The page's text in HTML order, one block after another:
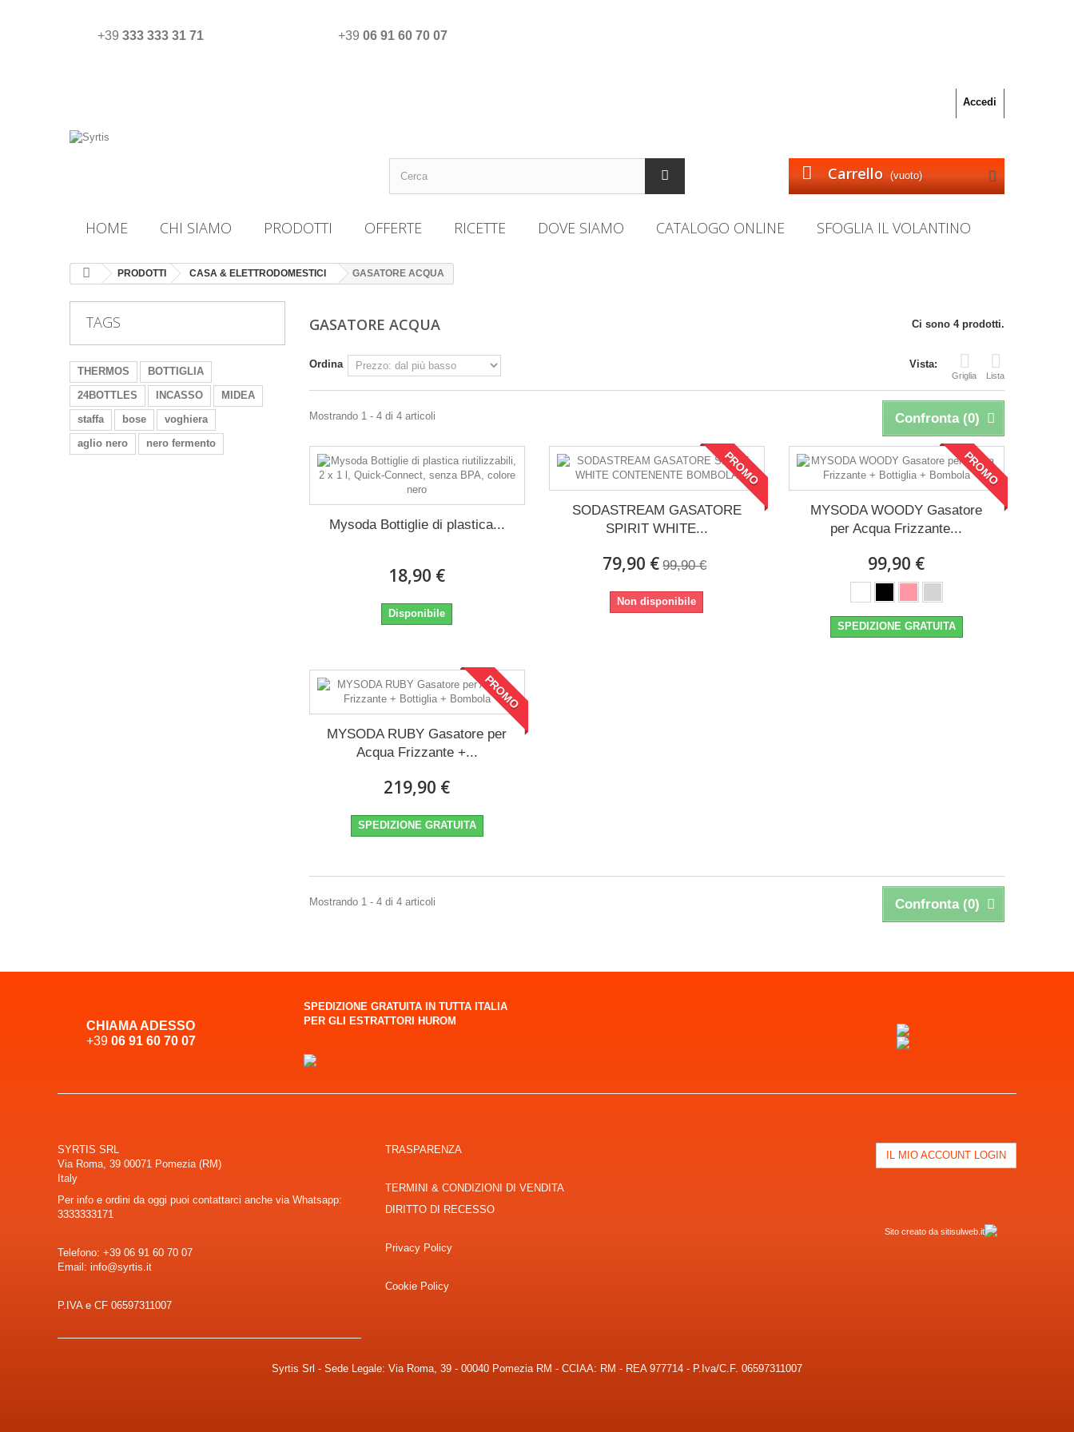
+39 333 333 31 71 +39 06 91 60 70 07
Accedi
Carrello (vuoto)
HOME CHI SIAMO PRODOTTI OFFERTE RICETTE DOVE SIAMO CATALOGO ONLINE SFOGLIA IL VOLANTINO
PRODOTTI CASA & ELETTRODOMESTICI GASATORE ACQUA
TAGS
THERMOS
BOTTIGLIA
24BOTTLES
INCASSO
MIDEA
staffa
bose
voghiera
aglio nero
nero fermento
GASATORE ACQUA Ci sono 4 prodotti.
Vista:
Griglia Lista
Ordina
Confronta (0)
Mostrando 1 - 4 di 4 articoli
Mysoda Bottiglie di plastica...
18,90 €
Disponibile
PROMO
SODASTREAM GASATORE
SPIRIT WHITE...
79,90 € 99,90 €
Non disponibile
PROMO
MYSODA WOODY Gasatore
per Acqua Frizzante...
99,90 €
SPEDIZIONE GRATUITA
PROMO
MYSODA RUBY Gasatore per
Acqua Frizzante +...
219,90 €
SPEDIZIONE GRATUITA
Confronta (0)
Mostrando 1 - 4 di 4 articoli
CHIAMA ADESSO
+39 06 91 60 70 07
SPEDIZIONE GRATUITA IN TUTTA ITALIA
PER GLI ESTRATTORI HUROM
SYRTIS SRL
Via Roma, 39 00071 Pomezia (RM)
Italy
Per info e ordini da oggi puoi contattarci anche via Whatsapp:
3333333171
Telefono: +39 06 91 60 70 07
Email: info@syrtis.it
P.IVA e CF 06597311007
TRASPARENZA
TERMINI & CONDIZIONI DI VENDITA
DIRITTO DI RECESSO
Privacy Policy
Cookie Policy
IL MIO ACCOUNT LOGIN
Sito creato da sitisulweb.it
Syrtis Srl - Sede Legale: Via Roma, 39 - 00040 Pomezia RM - CCIAA: RM - REA 977714 - P.Iva/C.F. 06597311007